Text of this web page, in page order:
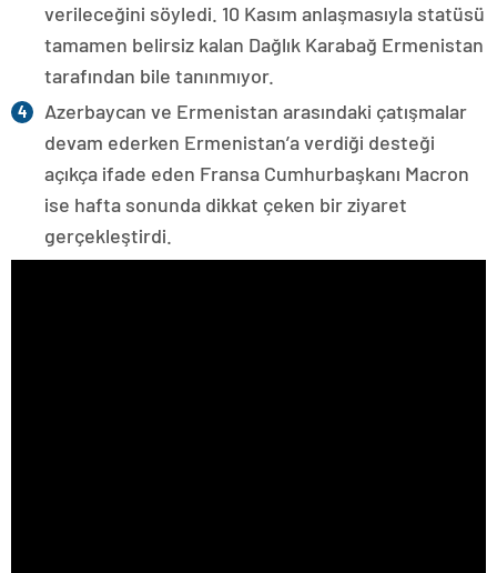
verileceğini söyledi. 10 Kasım anlaşmasıyla statüsü
tamamen belirsiz kalan Dağlık Karabağ Ermenistan
tarafından bile tanınmıyor.
Azerbaycan ve Ermenistan arasındaki çatışmalar
devam ederken Ermenistan’a verdiği desteği
açıkça ifade eden Fransa Cumhurbaşkanı Macron
ise hafta sonunda dikkat çeken bir ziyaret
gerçekleştirdi.